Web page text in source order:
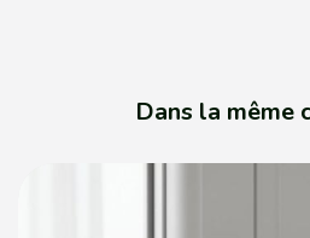
Dans la même